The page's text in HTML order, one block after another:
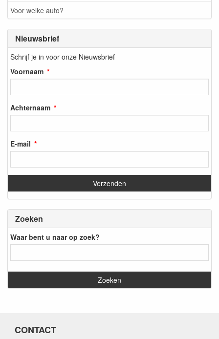
Voor welke auto?
Nieuwsbrief
Schrijf je in voor onze Nieuwsbrief
Voornaam
Achternaam
E-mail
Zoeken
Waar bent u naar op zoek?
CONTACT